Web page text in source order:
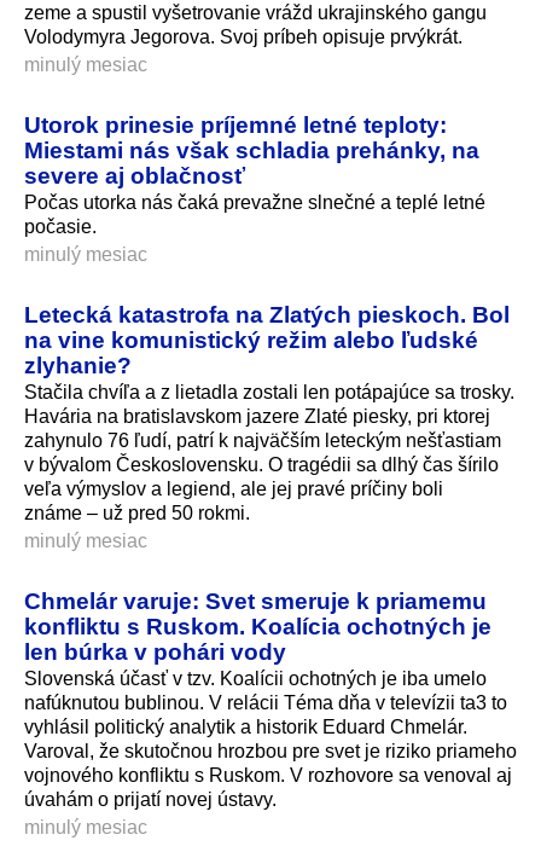
zeme a spustil vyšetrovanie vrážd ukrajinského gangu
Volodymyra Jegorova. Svoj príbeh opisuje prvýkrát.
minulý mesiac
Utorok prinesie príjemné letné teploty:
Miestami nás však schladia prehánky, na
severe aj oblačnosť
Počas utorka nás čaká prevažne slnečné a teplé letné
počasie.
minulý mesiac
Letecká katastrofa na Zlatých pieskoch. Bol
na vine komunistický režim alebo ľudské
zlyhanie?
Stačila chvíľa a z lietadla zostali len potápajúce sa trosky.
Havária na bratislavskom jazere Zlaté piesky, pri ktorej
zahynulo 76 ľudí, patrí k najväčším leteckým nešťastiam
v bývalom Československu. O tragédii sa dlhý čas šírilo
veľa výmyslov a legiend, ale jej pravé príčiny boli
známe – už pred 50 rokmi.
minulý mesiac
Chmelár varuje: Svet smeruje k priamemu
konfliktu s Ruskom. Koalícia ochotných je
len búrka v pohári vody
Slovenská účasť v tzv. Koalícii ochotných je iba umelo
nafúknutou bublinou. V relácii Téma dňa v televízii ta3 to
vyhlásil politický analytik a historik Eduard Chmelár.
Varoval, že skutočnou hrozbou pre svet je riziko priameho
vojnového konfliktu s Ruskom. V rozhovore sa venoval aj
úvahám o prijatí novej ústavy.
minulý mesiac